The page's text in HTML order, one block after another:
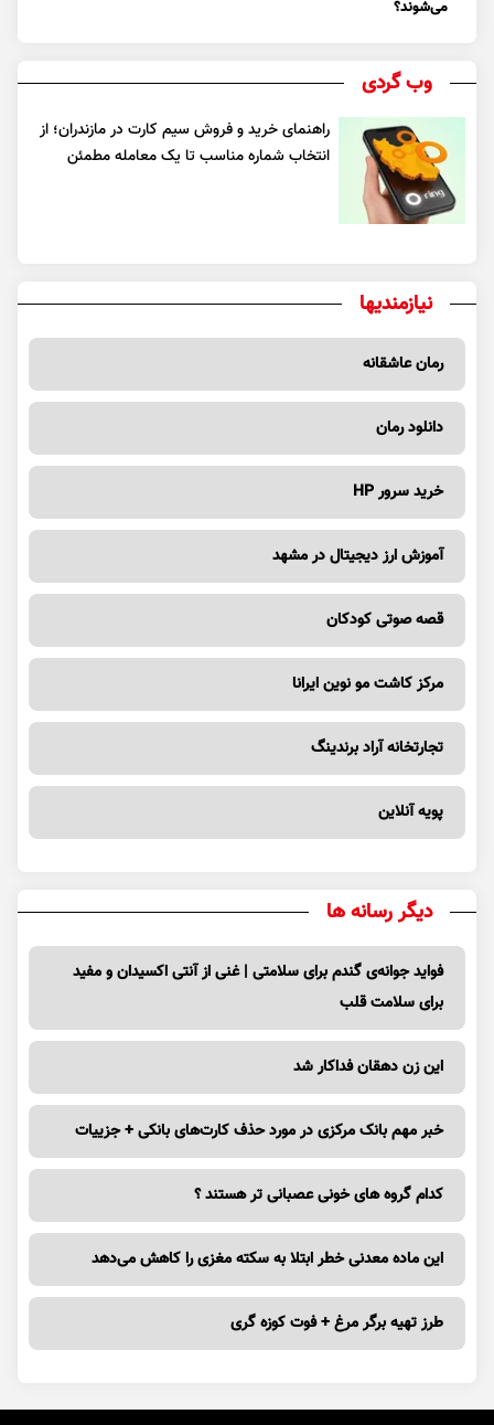
می‌شوند؟
وب گردی
راهنمای خرید و فروش سیم کارت در مازندران؛ از
انتخاب شماره مناسب تا یک معامله مطمئن
نیازمندیها
رمان عاشقانه
دانلود رمان
خرید سرور HP
آموزش ارز دیجیتال در مشهد
قصه صوتی کودکان
مرکز کاشت مو نوین ایرانا
تجارتخانه آراد برندینگ
پویه آنلاین
دیگر رسانه ها
فواید جوانه‌ی گندم برای سلامتی | غنی از آنتی اکسیدان و مفید
برای سلامت قلب
این زن دهقان فداکار شد
خبر مهم بانک مرکزی در مورد حذف کارت‌های بانکی + جزییات
کدام گروه های خونی عصبانی تر هستند ؟
این ماده معدنی خطر ابتلا به سکته مغزی را کاهش می‌دهد
طرز تهیه برگر مرغ + فوت کوزه گری